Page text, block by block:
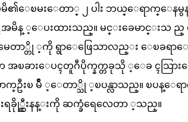
င္ မိမိ၏ေၿမးေတာ္ ၂ ပါး ဘယ္ေရာက္ေန
အမိန္ ့ေပးထားသည္။ မင္းခေမာင္းသ
ာ္တို ့ကို ရွာေဖြေသာလည္း ေၿခရာေပ
းက အၿခားေပၚတူဂီပိုက္နက္တခုသို ့ေခ ၚသ
ၿ မိဳ ့ေတာ္သို ့ၿပန္လာသည္။ ၿပန္ေရာက္ၿ
ခိုု္င္ထီးနန္းကို ဆက္ခံရေလေတာ ့သည္။